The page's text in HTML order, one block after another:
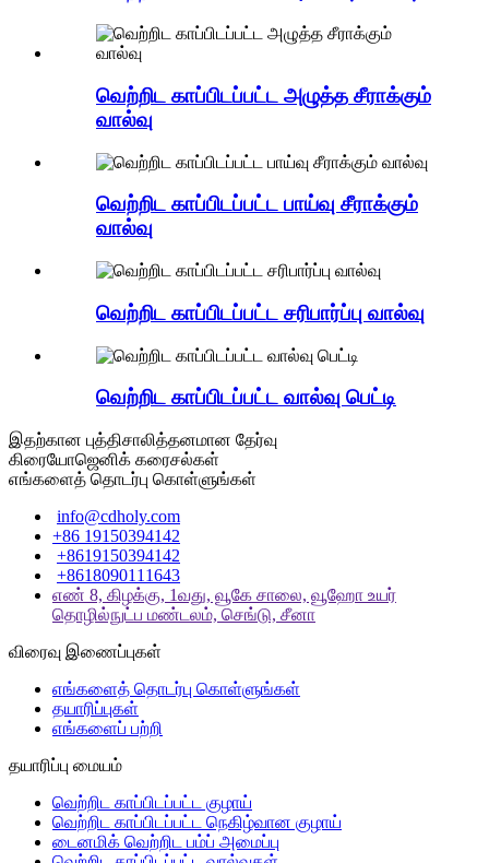
வெற்றிட காப்பிடப்பட்ட அழுத்த சீராக்கும்
வால்வு
வெற்றிட காப்பிடப்பட்ட பாய்வு சீராக்கும்
வால்வு
வெற்றிட காப்பிடப்பட்ட சரிபார்ப்பு வால்வு
வெற்றிட காப்பிடப்பட்ட வால்வு பெட்டி
இதற்கான புத்திசாலித்தனமான தேர்வு
கிரையோஜெனிக் கரைசல்கள்
எங்களைத் தொடர்பு கொள்ளுங்கள்
info@cdholy.com
+86 19150394142
+8619150394142
+8618090111643
எண் 8, கிழக்கு, 1வது, வூகே சாலை, வூஹோ உயர்
தொழில்நுட்ப மண்டலம், செங்டு, சீனா
விரைவு இணைப்புகள்
எங்களைத் தொடர்பு கொள்ளுங்கள்
தயாரிப்புகள்
எங்களைப் பற்றி
தயாரிப்பு மையம்
வெற்றிட காப்பிடப்பட்ட குழாய்
வெற்றிட காப்பிடப்பட்ட நெகிழ்வான குழாய்
டைனமிக் வெற்றிட பம்ப் அமைப்பு